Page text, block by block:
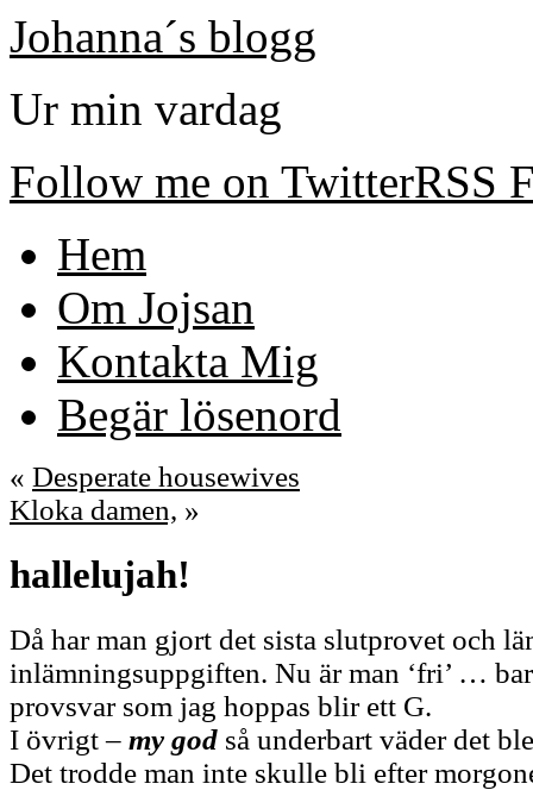
Johanna´s blogg
Ur min vardag
Follow me on TwitterRSS
Hem
Om Jojsan
Kontakta Mig
Begär lösenord
« Desperate housewives
Kloka damen, »
hallelujah!
Då har man gjort det sista slutprovet och
inlämningsuppgiften. Nu är man ‘fri’ …
provsvar som jag hoppas blir ett G.
I övrigt – my god så underbart väder det
Det trodde man inte skulle bli efter